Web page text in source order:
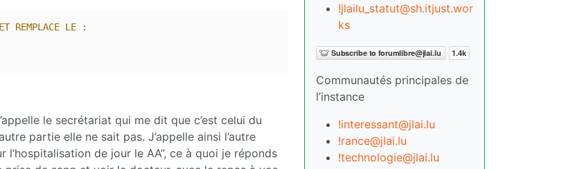
LE :
le secrétariat qui me dit que c’est celui du
partie elle ne sait pas. J’appelle ainsi l’autre
de jour le AA”, ce à quoi je réponds
!jlailu_statut@sh.itjust.wor
ks
Communautés principales de
l’instance
!interessant@jlai.lu
!rance@jlai.lu
!technologie@jlai.lu